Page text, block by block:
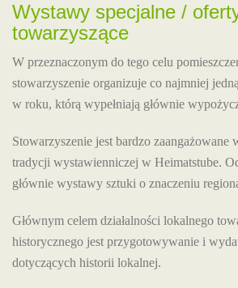
Wystawy specjalne /
towarzyszące
W przeznaczonym do tego celu
stowarzyszenie organizuje co najmniej
w roku, którą wypełniają głównie
Stowarzyszenie jest bardzo zaangażowane
tradycji wystawienniczej w Heimatstube.
głównie wystawy sztuki o znaczeniu
Głównym celem działalności lokalnego
historycznego jest przygotowywanie i
dotyczących historii lokalnej.